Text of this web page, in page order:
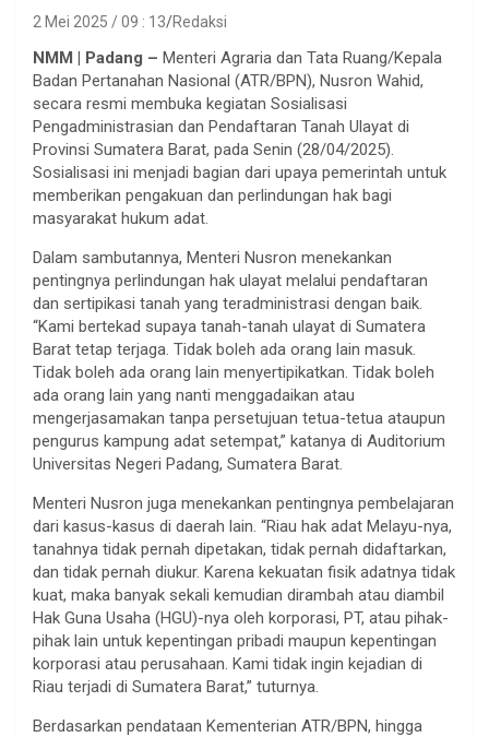
2 Mei 2025 / 09 : 13 Redaksi
NMM | Padang – Menteri Agraria dan Tata Ruang/Kepala
Badan Pertanahan Nasional (ATR/BPN), Nusron Wahid,
secara resmi membuka kegiatan Sosialisasi
Pengadministrasian dan Pendaftaran Tanah Ulayat di
Provinsi Sumatera Barat, pada Senin (28/04/2025).
Sosialisasi ini menjadi bagian dari upaya pemerintah untuk
memberikan pengakuan dan perlindungan hak bagi
masyarakat hukum adat.
Dalam sambutannya, Menteri Nusron menekankan
pentingnya perlindungan hak ulayat melalui pendaftaran
dan sertipikasi tanah yang teradministrasi dengan baik.
“Kami bertekad supaya tanah-tanah ulayat di Sumatera
Barat tetap terjaga. Tidak boleh ada orang lain masuk.
Tidak boleh ada orang lain menyertipikatkan. Tidak boleh
ada orang lain yang nanti menggadaikan atau
mengerjasamakan tanpa persetujuan tetua-tetua ataupun
pengurus kampung adat setempat,” katanya di Auditorium
Universitas Negeri Padang, Sumatera Barat.
Menteri Nusron juga menekankan pentingnya pembelajaran
dari kasus-kasus di daerah lain. “Riau hak adat Melayu-nya,
tanahnya tidak pernah dipetakan, tidak pernah didaftarkan,
dan tidak pernah diukur. Karena kekuatan fisik adatnya tidak
kuat, maka banyak sekali kemudian dirambah atau diambil
Hak Guna Usaha (HGU)-nya oleh korporasi, PT, atau pihak-
pihak lain untuk kepentingan pribadi maupun kepentingan
korporasi atau perusahaan. Kami tidak ingin kejadian di
Riau terjadi di Sumatera Barat,” tuturnya.
Berdasarkan pendataan Kementerian ATR/BPN, hingga